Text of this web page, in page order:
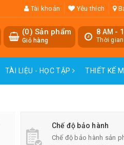
Tài khoản Yêu thích
8 AM -
Thời
(0) Sản phẩm
Giỏ hàng
TÀI LIỆU - HỌC TẬP THIẾT KẾ
Chế độ bảo hành
Chế độ bảo hành sản